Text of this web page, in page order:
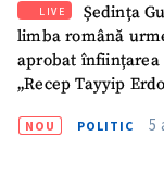
LIVE
Ședința
limba română
aprobat înființarea
„Recep Tayyip
NOU POLITIC 5